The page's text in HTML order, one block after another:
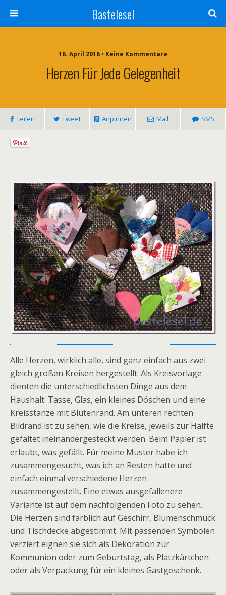
Bastelesel
16. April 2016 • Keine Kommentare
Herzen Für Jede Gelegenheit
Teilen Tweet Anpinnen Mail SMS
Alle Herzen, wirklich alle, sind ganz einfach aus zwei
gleich großen Kreisen hergestellt. Als Kreisvorlage
dienten die unterschiedlichsten Dinge aus dem
Haushalt: Tasse, Glas, ein kleines Döschen und eine
Kreisstanze mit Blütenrand. Am unteren rechten
Bildrand ist zu sehen, wie die Kreise, jeweils zur Hälfte
gefaltet ineinandergesteckt werden. Beim Papier ist
erlaubt, was gefällt. Für meine Muster habe ich
zusammengesucht, was ich an Resten hatte und
einfach einmal verschiedene Herzen
zusammengestellt. Eine etwas ausgefallenere
Variante ist auf dem nachfolgenden Foto zu sehen.
Die Herzen sind farblich auf Geschirr, Blumenschmuck
und Tischdecke abgestimmt. Mit passenden Symbolen
verziert eignen sie sich als Dekoration zur
Kommunion oder zum Geburtstag, als Platzkärtchen
oder als Verpackung für ein kleines Gastgeschenk.